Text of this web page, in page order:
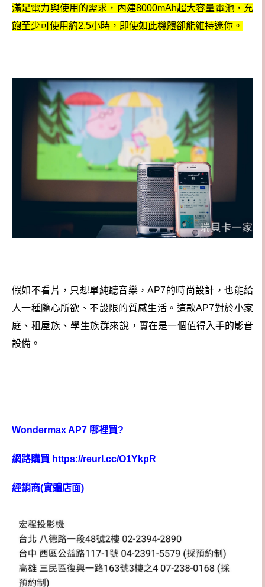
滿足電力與使用的需求，內建8000mAh超大容量電池，充
飽至少可使用約2.5小時，即使如此機體卻能維持迷你。
假如不看片，只想單純聽音樂，AP7的時尚設計，也能給
人一種隨心所欲、不設限的質感生活。這款AP7對於小家
庭 、租屋族、學生族群來說，實在是一個值得入手的影音
設備。
Wondermax AP7 哪裡買?
網路購買 https://reurl.cc/O1YkpR
經銷商(實體店面)